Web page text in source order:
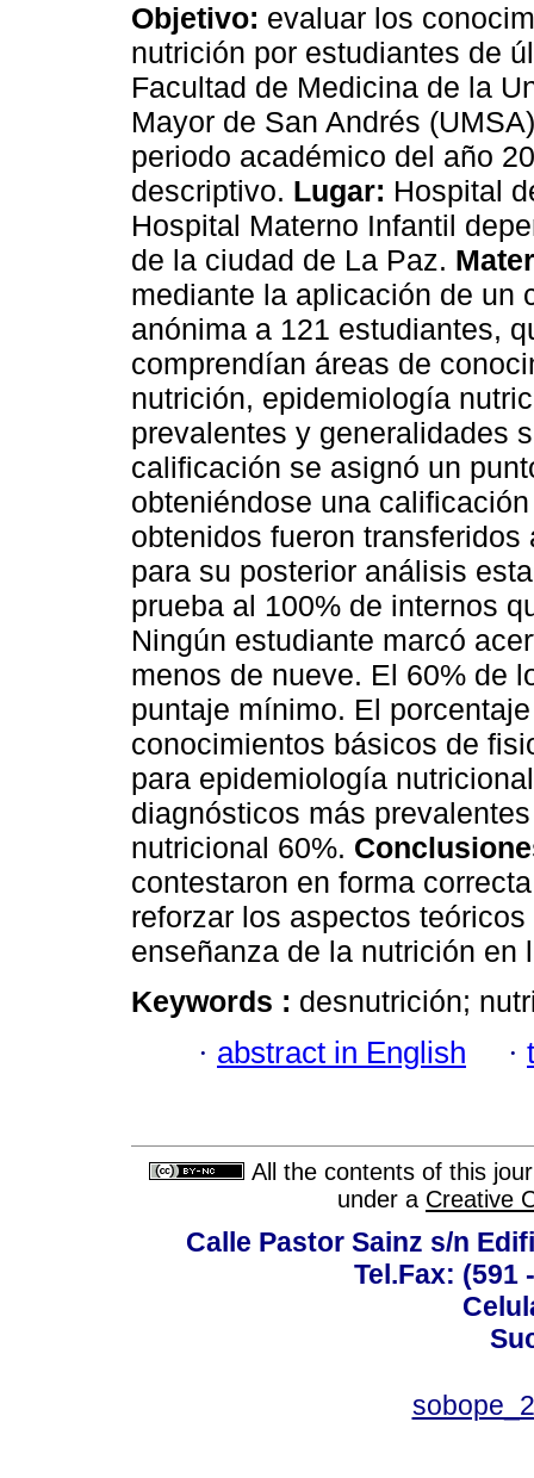
Objetivo: evaluar los
nutrición por estudiantes de
Facultad de Medicina de la
Mayor de San Andrés
periodo académico del año
descriptivo. Lugar: Hospital
Hospital Materno Infantil
de la ciudad de La Paz.
mediante la aplicación de un
anónima a 121 estudiantes,
comprendían áreas de
nutrición, epidemiología
prevalentes y generalidades
caliﬁcación se asignó un
obteniéndose una
obtenidos fueron
para su posterior análisis
prueba al 100% de internos
Ningún estudiante marcó
menos de nueve. El 60% de
puntaje mínimo. El
conocimientos básicos de
para epidemiología
diagnósticos más
nutricional 60%.
contestaron en forma
reforzar los aspectos
enseñanza de la nutrición en
Keywords : desnutrición;
· abstract in English ·
All the contents of this
under a Creative
Calle Pastor Sainz s/n
Tel.Fax: (591